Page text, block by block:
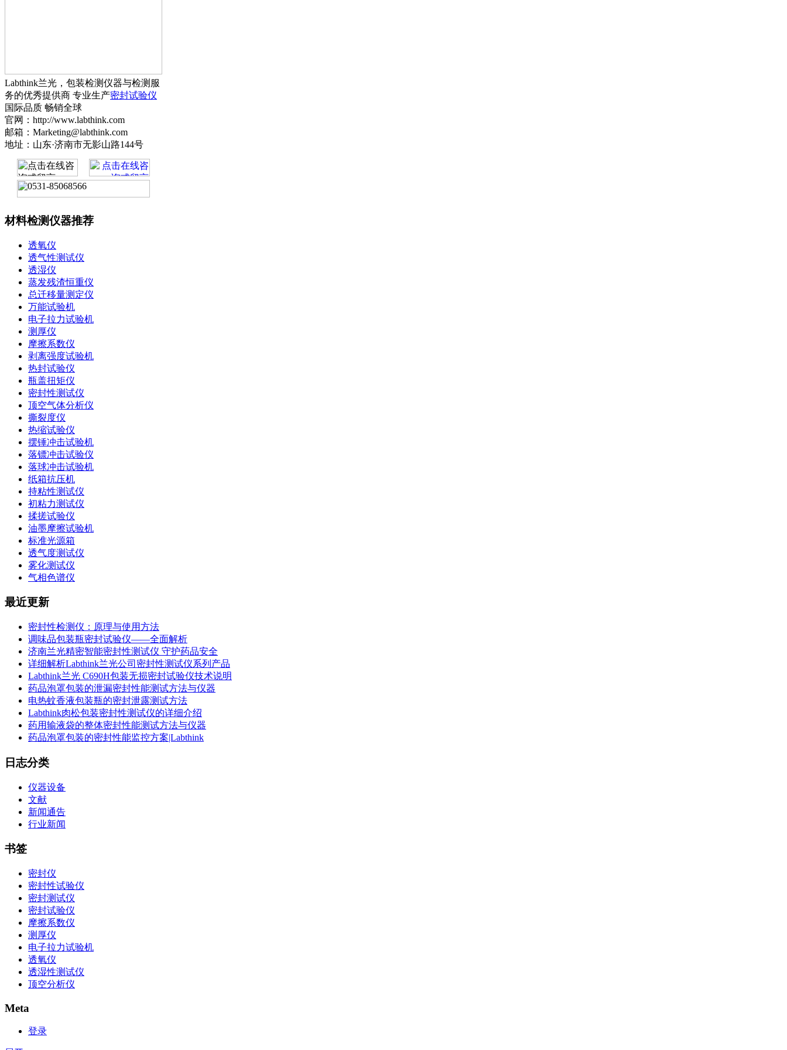
Labthink兰光，包装检测仪器与检测服
务的优秀提供商 专业生产密封试验仪
国际品质 畅销全球
官网：http://www.labthink.com
邮箱：Marketing@labthink.com
地址：山东·济南市无影山路144号
材料检测仪器推荐
透氧仪
透气性测试仪
透湿仪
蒸发残渣恒重仪
总迁移量测定仪
万能试验机
电子拉力试验机
测厚仪
摩擦系数仪
剥离强度试验机
热封试验仪
瓶盖扭矩仪
密封性测试仪
顶空气体分析仪
撕裂度仪
热缩试验仪
摆锤冲击试验机
落镖冲击试验仪
落球冲击试验机
纸箱抗压机
持粘性测试仪
初粘力测试仪
揉搓试验仪
油墨摩擦试验机
标准光源箱
透气度测试仪
雾化测试仪
气相色谱仪
最近更新
密封性检测仪：原理与使用方法
调味品包装瓶密封试验仪——全面解析
济南兰光精密智能密封性测试仪 守护药品安全
详细解析Labthink兰光公司密封性测试仪系列产品
Labthink兰光 C690H包装无损密封试验仪技术说明
药品泡罩包装的泄漏密封性能测试方法与仪器
电热蚊香液包装瓶的密封泄露测试方法
Labthink肉松包装密封性测试仪的详细介绍
药用输液袋的整体密封性能测试方法与仪器
药品泡罩包装的密封性能监控方案|Labthink
日志分类
仪器设备
文献
新闻通告
行业新闻
书签
密封仪
密封性试验仪
密封测试仪
密封试验仪
摩擦系数仪
测厚仪
电子拉力试验机
透氧仪
透湿性测试仪
顶空分析仪
Meta
登录